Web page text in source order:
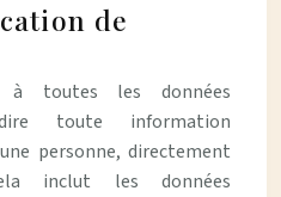
de
à toutes les données
dire toute information
personne, directement
inclut les données